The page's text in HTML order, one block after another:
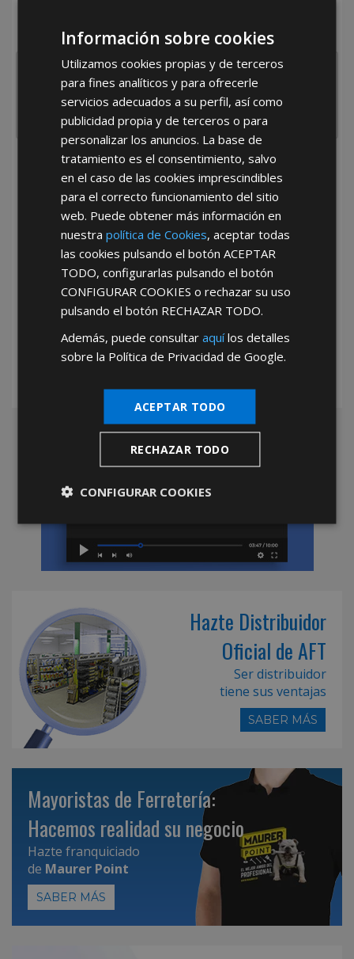
España
Portugal Otros
He leído y acepto laPolítica de Privacidad
*Abstenerse particulares, sólo venta a tiendas y empresas minoristas y
Hazte Distribuidor
Oficial de AFT
Ser distribuidor
tiene sus ventajas
SABER MÁS
Mayoristas de Ferretería:
Hacemos realidad su negocio
Hazte franquiciado
de Maurer Point
SABER MÁS
Información sobre cookies
Utilizamos cookies propias y de terceros
para fines analíticos y para ofrecerle
servicios adecuados a su perfil, así como
publicidad propia y de terceros o para
personalizar los anuncios. La base de
tratamiento es el consentimiento, salvo
en el caso de las cookies imprescindibles
para el correcto funcionamiento del sitio
web. Puede obtener más información en
nuestrapolítica de Cookies, aceptar todas
las cookies pulsando el botónACEPTAR
TODO, configurarlas pulsando el botón
CONFIGURAR COOKIES o rechazar su uso
pulsando el botón RECHAZAR TODO.
Además, puede consultaraquílos detalles
sobre la Política de Privacidad de Google.
ACEPTAR TODO
RECHAZAR TODO
CONFIGURAR COOKIES